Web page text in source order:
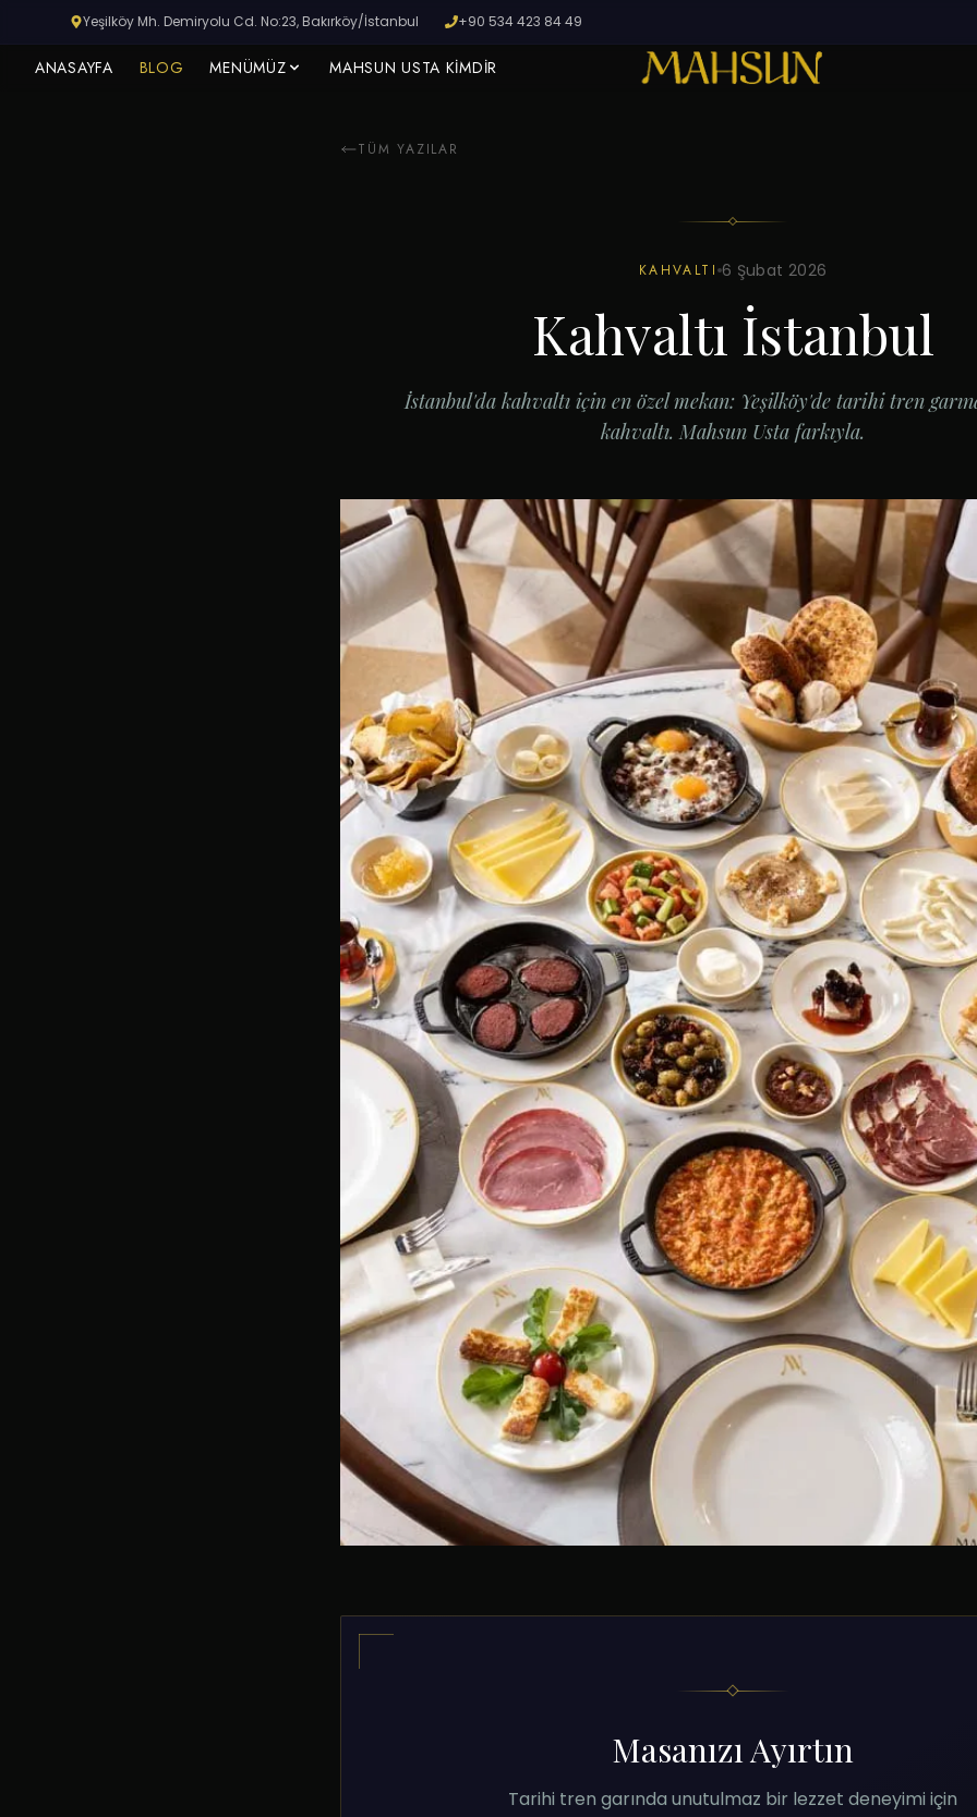
Yeşilköy Mh. Demiryolu Cd. No:23, Bakırköy/İstanbul +90 534 423 84 49
ANASAYFA BLOG MENÜMÜZ MAHSUN USTA KIMDIR
TÜM YAZILAR
KAHVALTI 6 Şubat 2026
Kahvaltı İstanbul
İstanbul'da kahvaltı için en özel mekan: Yeşilköy'de tarihi tren
kahvaltı. Mahsun Usta farkıyla.
Masanızı Ayırtın
Tarihi tren garında unutulmaz bir lezzet deneyimi için